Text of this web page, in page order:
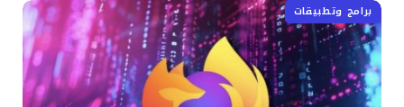
برامج وتطبيقات